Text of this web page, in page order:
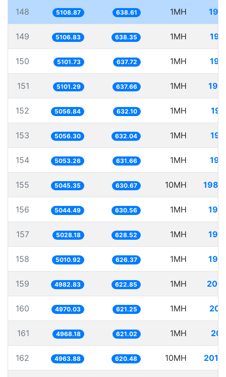
148 5108.87 638.61 1MH
149 5106.83 638.35 1MH
150 5101.73 637.72 1MH
151 5101.29 637.66 1MH
152 5056.84 632.10 1MH
153 5056.30 632.04 1MH
154 5053.26 631.66 1MH
155 5045.35 630.67 10MH
156 5044.49 630.56 1MH
157 5028.18 628.52 1MH
158 5010.92 626.37 1MH
159 4982.83 622.85 1MH
160 4970.03 621.25 1MH
161 4968.18 621.02 1MH
162 4963.88 620.48 10MH